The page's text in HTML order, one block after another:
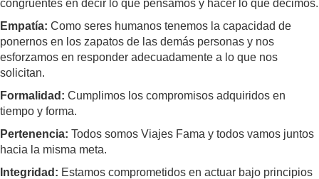
SUDAMERICA
CRUCEROS
FLORIDA
congruentes en decir lo que pensamos y hacer lo que decimos.
Empatía: Como seres humanos tenemos la capacidad de
ponernos en los zapatos de las demás personas y nos
esforzamos en responder adecuadamente a lo que nos
solicitan.
Formalidad: Cumplimos los compromisos adquiridos en
tiempo y forma.
Pertenencia: Todos somos Viajes Fama y todos vamos juntos
hacia la misma meta.
Integridad: Estamos comprometidos en actuar bajo principios